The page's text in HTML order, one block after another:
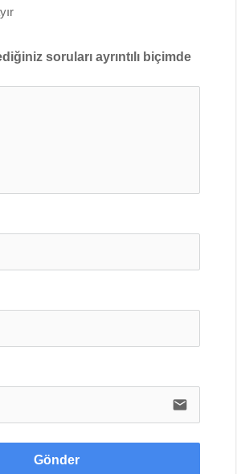
soruları ayrıntılı biçimde
email
Gönder